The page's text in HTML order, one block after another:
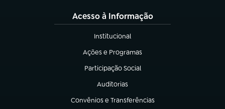
Acesso à Informação
Institucional
(abre em nova aba)
Ações e Programas
(abre em nova aba)
Participação Social
(abre em nova aba)
Auditorias
(abre em nova aba)
Convênios e Transferências
(abre em nova aba)